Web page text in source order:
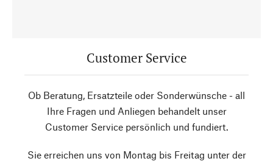
Customer Service
Ob Beratung, Ersatzteile oder Sonderwünsche - all
Ihre Fragen und Anliegen behandelt unser
Customer Service persönlich und fundiert.
Sie erreichen uns von Montag bis Freitag unter der